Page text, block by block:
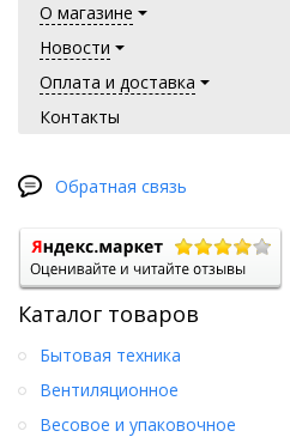
О магазине
Новости
Оплата и доставка
Контакты
Обратная связь
Каталог товаров
Бытовая техника
Вентиляционное
Весовое и упаковочное